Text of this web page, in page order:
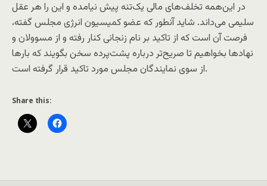
در این‌همه تخلف‌های مالی یک‌تنه پیش نیامده و این را هر عقل
سلیمی می‌داند. شاید آنطور که عضو کمیسیون انرژی مجلس گفته،
فرصت آن است که از تاکید بر نام زنجانی کنار رفته و از مسوولان و
نهادها بخواهیم تا صریح‌تر درباره پشت‌پرده سخن بگویند که بارها
از سوی نمایندگان مجلس مورد تاکید قرار گرفته است.
Share this: